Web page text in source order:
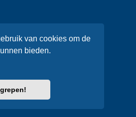
van cookies om de
bieden.